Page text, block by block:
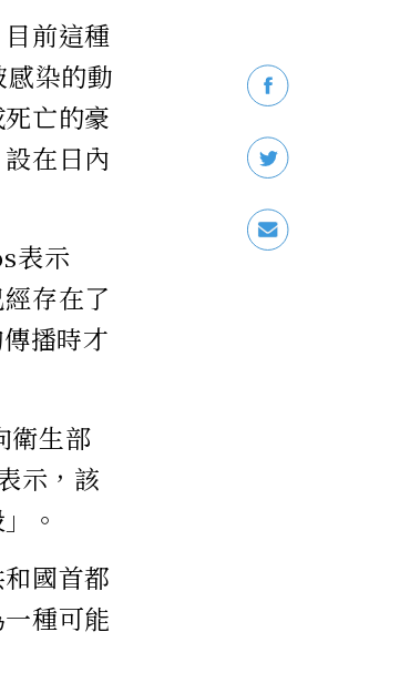
前這種
染的動
亡的豪
在日內
表示
存在了
播時才
衛生部
示，該
。
國首都
種可能